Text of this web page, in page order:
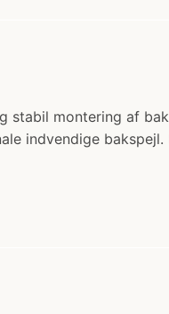
stabil montering af
indvendige